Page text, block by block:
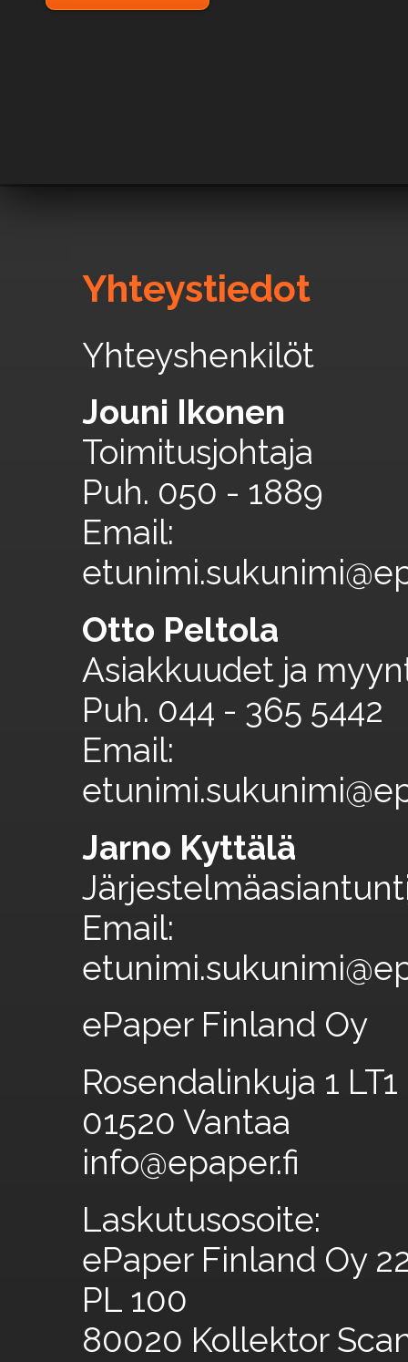
Yhteystiedot
Yhteyshenkilöt
Jouni Ikonen
Toimitusjohtaja
Puh. 050 - 1889
Email:
Otto Peltola
Asiakkuudet ja
Puh. 044 - 365 5442
Email:
Jarno Kyttälä
Email:
ePaper Finland Oy
Rosendalinkuja 1 LT1
01520 Vantaa
info@epaper.fi
Laskutusosoite:
ePaper Finland Oy
PL 100
80020 Kollektor